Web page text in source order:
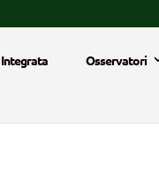
Integrata Osservatori